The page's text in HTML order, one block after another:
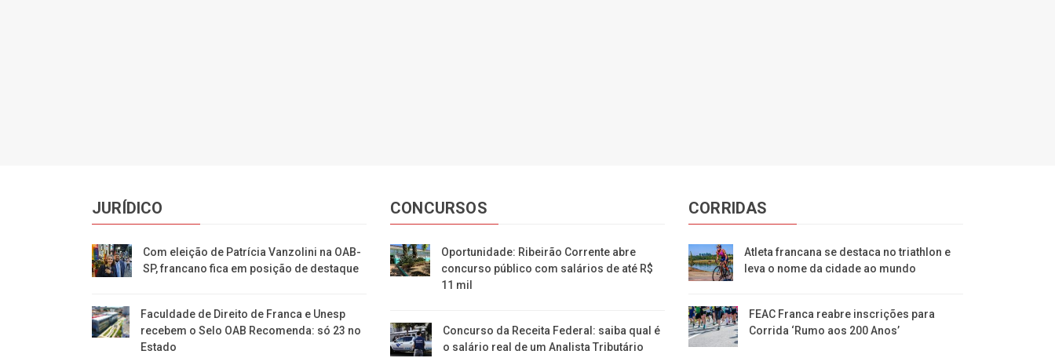
JURÍDICO
Com eleição de Patrícia Vanzolini na OAB-
SP, francano fica em posição de destaque
Faculdade de Direito de Franca e Unesp
recebem o Selo OAB Recomenda: só 23 no
Estado
CONCURSOS
Oportunidade: Ribeirão Corrente abre
concurso público com salários de até R$
11 mil
Concurso da Receita Federal: saiba qual é
o salário real de um Analista Tributário
CORRIDAS
Atleta francana se destaca no triathlon e
leva o nome da cidade ao mundo
FEAC Franca reabre inscrições para
Corrida ‘Rumo aos 200 Anos’